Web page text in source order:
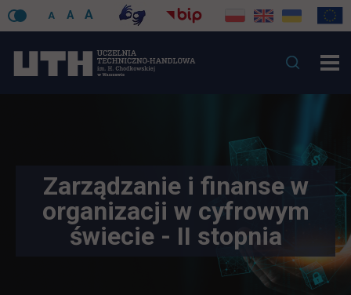
A A A
Zarządzanie i finanse w
organizacji w cyfrowym
świecie - II stopnia